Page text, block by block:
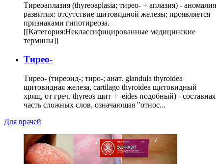
Тиреоаплазия (thyreoaplasia; тирео- + аплазия) - аномалия
развития: отсутствие щитовидной железы; проявляется
признаками гипотиреоза.
[[Категория:Неклассифицированные медицинские
термины]]
Тирео-
Тирео- (тиреоид-; тиро-; анат. glandula thyroidea
щитовидная железа, cartilago thyroidea щитовидный
хрящ, от греч. thyreos щит + -eides подобный) - составная
часть сложных слов, означающая "относ...
Для врачей